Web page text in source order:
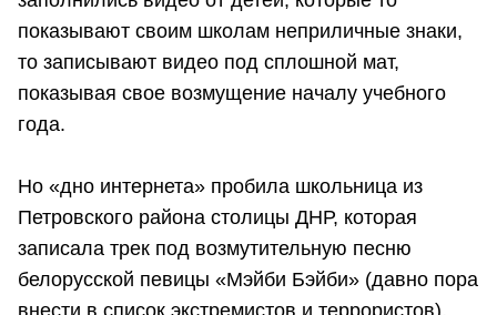
показывают своим школам неприличные знаки,
то записывают видео под сплошной мат,
показывая свое возмущение началу учебного
года.
Но «дно интернета» пробила школьница из
Петровского района столицы ДНР, которая
записала трек под возмутительную песню
белорусской певицы «Мэйби Бэйби» (давно пора